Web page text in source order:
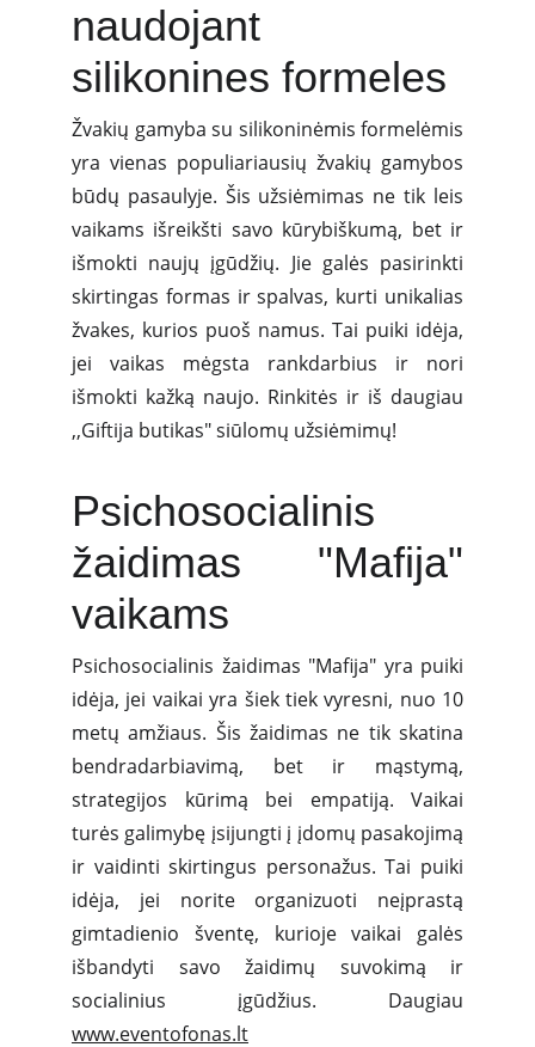
naudojant
silikonines formeles
Žvakių gamyba su silikoninėmis formelėmis
yra vienas populiariausių žvakių gamybos
būdų pasaulyje. Šis užsiėmimas ne tik leis
vaikams išreikšti savo kūrybiškumą, bet ir
išmokti naujų įgūdžių. Jie galės pasirinkti
skirtingas formas ir spalvas, kurti unikalias
žvakes, kurios puoš namus. Tai puiki idėja,
jei vaikas mėgsta rankdarbius ir nori
išmokti kažką naujo. Rinkitės ir iš daugiau
,,Giftija butikas" siūlomų užsiėmimų!
Psichosocialinis
žaidimas "Mafija"
vaikams
Psichosocialinis žaidimas "Mafija" yra puiki
idėja, jei vaikai yra šiek tiek vyresni, nuo 10
metų amžiaus. Šis žaidimas ne tik skatina
bendradarbiavimą, bet ir mąstymą,
strategijos kūrimą bei empatiją. Vaikai
turės galimybę įsijungti į įdomų pasakojimą
ir vaidinti skirtingus personažus. Tai puiki
idėja, jei norite organizuoti neįprastą
gimtadienio šventę, kurioje vaikai galės
išbandyti savo žaidimų suvokimą ir
socialinius įgūdžius. Daugiau
www.eventofonas.lt